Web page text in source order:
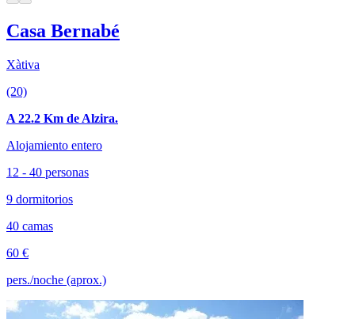
Casa Bernabé
Xàtiva
(20)
A 22.2 Km de Alzira.
Alojamiento entero
12 - 40 personas
9 dormitorios
40 camas
60 €
pers./noche (aprox.)